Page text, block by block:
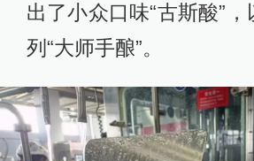
出了小众口味“古斯酸”
列“大师手酿”。